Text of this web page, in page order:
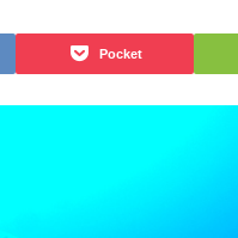
Pocket